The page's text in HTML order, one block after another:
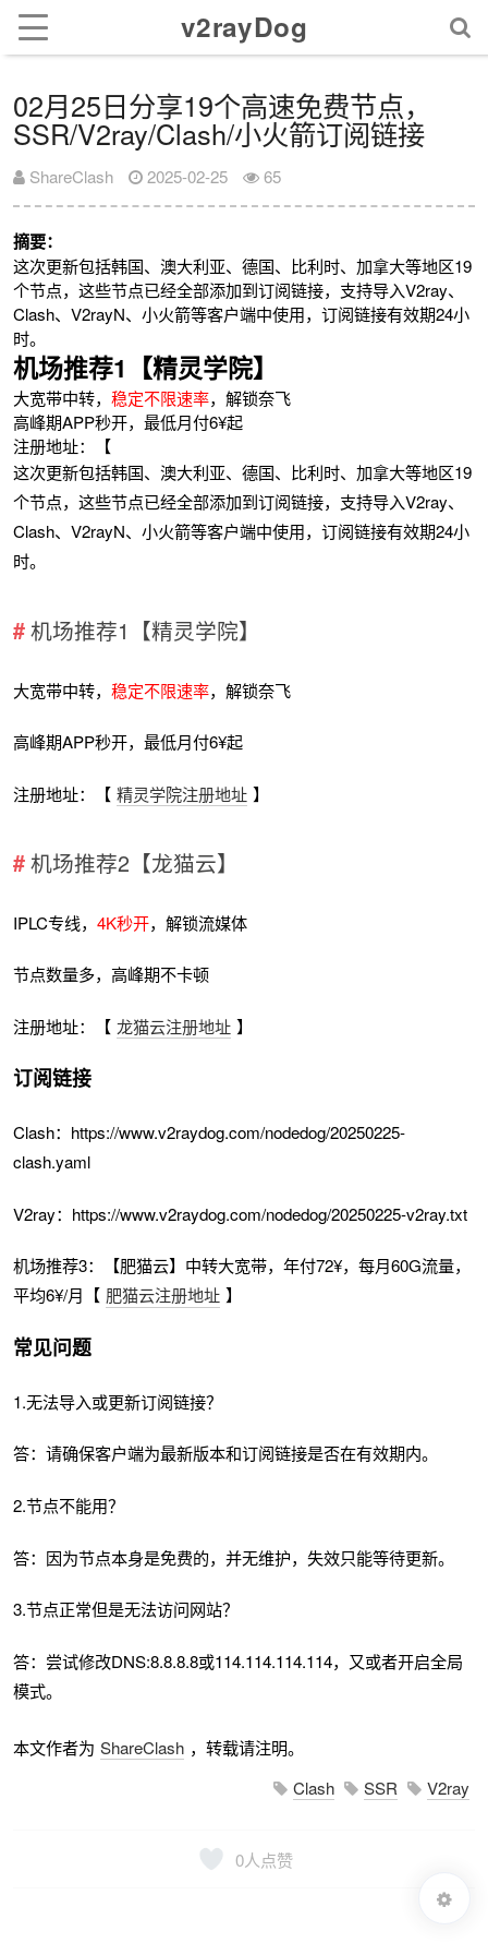
v2rayDog
02月25日分享19个高速免费节点，
SSR/V2ray/Clash/小火箭订阅链接
ShareClash 2025-02-25 65
摘要：
这次更新包括韩国、澳大利亚、德国、比利时、加拿大等地区19
个节点，这些节点已经全部添加到订阅链接，支持导入V2ray、
Clash、V2rayN、小火箭等客户端中使用，订阅链接有效期24小
时。
机场推荐1【精灵学院】
大宽带中转，稳定不限速率，解锁奈飞
高峰期APP秒开，最低月付6¥起
注册地址：【
这次更新包括韩国、澳大利亚、德国、比利时、加拿大等地区19
个节点，这些节点已经全部添加到订阅链接，支持导入V2ray、
Clash、V2rayN、小火箭等客户端中使用，订阅链接有效期24小
时。
机场推荐1【精灵学院】
大宽带中转，稳定不限速率，解锁奈飞
高峰期APP秒开，最低月付6¥起
注册地址：【 精灵学院注册地址 】
机场推荐2【龙猫云】
IPLC专线，4K秒开，解锁流媒体
节点数量多，高峰期不卡顿
注册地址：【 龙猫云注册地址 】
订阅链接
Clash：https://www.v2raydog.com/nodedog/20250225-
clash.yaml
V2ray：https://www.v2raydog.com/nodedog/20250225-v2ray.txt
机场推荐3：【肥猫云】中转大宽带，年付72¥，每月60G流量，
平均6¥/月【 肥猫云注册地址 】
常见问题
1.无法导入或更新订阅链接？
答：请确保客户端为最新版本和订阅链接是否在有效期内。
2.节点不能用？
答：因为节点本身是免费的，并无维护，失效只能等待更新。
3.节点正常但是无法访问网站？
答：尝试修改DNS:8.8.8.8或114.114.114.114，又或者开启全局
模式。
本文作者为 ShareClash ，转载请注明。
Clash
SSR V2ray
0人点赞